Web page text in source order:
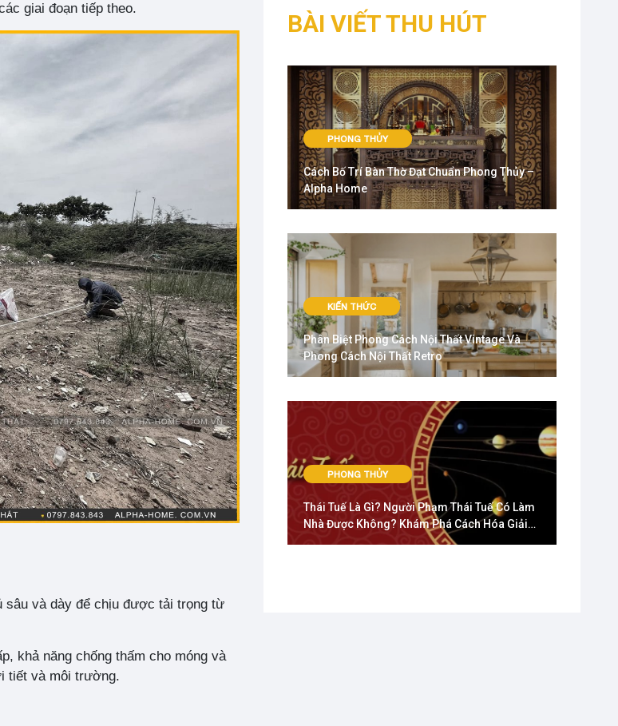
giai đoạn tiếp theo.
sâu và dày để chịu được tải trọng từ
khả năng chống thấm cho móng và
tiết và môi trường.
BÀI VIẾT THU HÚT
PHONG THỦY
Cách Bố Trí Bàn Thờ Đạt Chuẩn Phong Thủy –
Alpha Home
KIẾN THỨC
Phân Biệt Phong Cách Nội Thất Vintage Và
Phong Cách Nội Thất Retro
PHONG THỦY
Thái Tuế Là Gì? Người Phạm Thái Tuế Có Làm
Nhà Được Không? Khám Phá Cách Hóa Giải